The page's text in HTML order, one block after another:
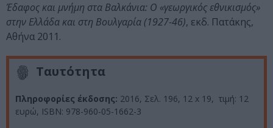
Έδαφος και μνήμη στα Βαλκάνια: Ο «γεωργικός εθνικισμός»
στην Ελλάδα και στη Βουλγαρία (1927-46), εκδ. Πατάκης,
Αθήνα 2011.
Ταυτότητα
Πληροφορίες έκδοσης: 2016, Σελ. 196, 12 x 19, τιμή: 12
ευρώ, ISBN: 978-960-05-1662-3